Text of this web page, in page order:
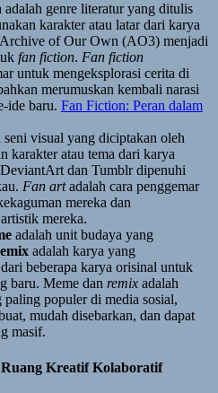
adalah genre literatur yang ditulis
karakter atau latar dari karya
of Our Own (AO3) menjadi
fan fiction. Fan fiction
untuk mengeksplorasi cerita di
merumuskan kembali narasi
ide baru. Fan Fiction: Peran dalam
seni visual yang diciptakan oleh
karakter atau tema dari karya
dan Tumblr dipenuhi
Fan artadalah cara penggemar
mereka dan
mereka.
adalah unit budaya yang
adalah karya yang
beberapa karya orisinal untuk
baru. Meme dan remix adalah
populer di media sosial,
mudah disebarkan, dan dapat
masif.
Ruang Kreatif Kolaboratif